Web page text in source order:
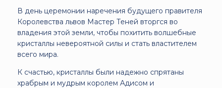
В день церемонии наречения будущего правителя
Королевства львов Мастер Теней вторгся во
владения этой земли, чтобы похитить волшебные
кристаллы невероятной силы и стать властителем
всего мира.
К счастью, кристаллы были надежно спрятаны
храбрым и мудрым королем Адисом и